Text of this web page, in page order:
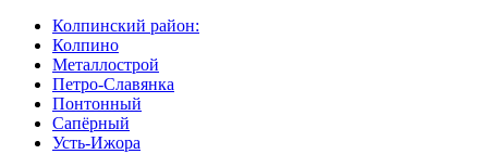
Колпинский район:
Колпино
Металлострой
Петро-Славянка
Понтонный
Сапёрный
Усть-Ижора